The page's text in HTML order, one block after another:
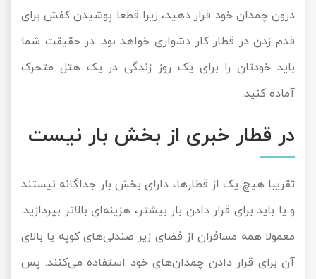
درون چمدان خود قرار دهید، زیرا قطعا پوشیدن کفش برای
قدم زدن در قطار کار دشواری خواهد بود. در حقیقت شما
باید خودتان را برای یک روز زندگی در یک هتل متحرک
آماده کنید.
در قطار خبری از بخش بار نیست
تقریبا هیچ یک از قطارها، دارای بخش بار جداگانه نیستند
و یا باید برای قرار دادن بار بیشتر، هزینه‌ای بالاتر بپردازید.
معمولا همه مسافران از فضای زیر صندلی‌های کوپه یا بالای
آن برای قرار دادن چمدان‌های خود استفاده می‌کنند. پس